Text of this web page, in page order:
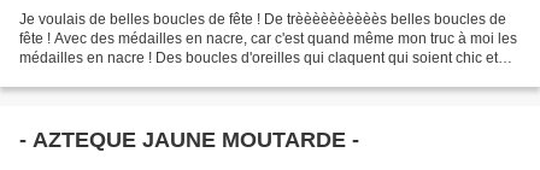
Je voulais de belles boucles de fête ! De trèèèèèèèèèès belles boucles de
fête ! Avec des médailles en nacre, car c'est quand même mon truc à moi les
médailles en nacre ! Des boucles d'oreilles qui claquent qui soient chic et
- AZTEQUE JAUNE MOUTARDE -